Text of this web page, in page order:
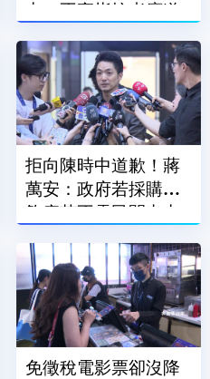
中：不實指控者應道
拒向陳時中道歉！蔣
萬安：政府若採購足
夠疫苗不需民間出力
免徵稅電影票卻沒降